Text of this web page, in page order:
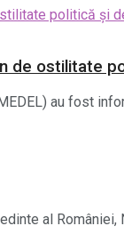
de ostilitate
au fost
al